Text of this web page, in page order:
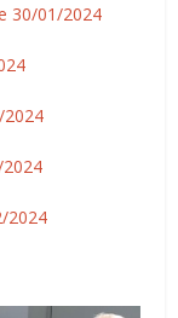
30/01/2024
2024